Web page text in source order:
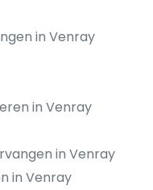
in Venray
in Venray
in Venray
in Venray